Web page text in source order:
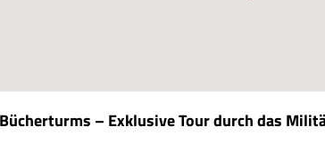
– Exklu­sive Tour durch das